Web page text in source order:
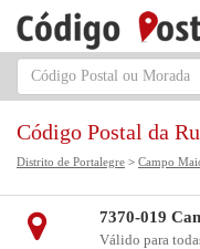
Código Postal da
Distrito de Portalegre > Campo
7370-019
Válido para